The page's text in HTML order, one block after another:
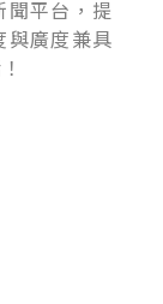
聞平台，提
與廣度兼具